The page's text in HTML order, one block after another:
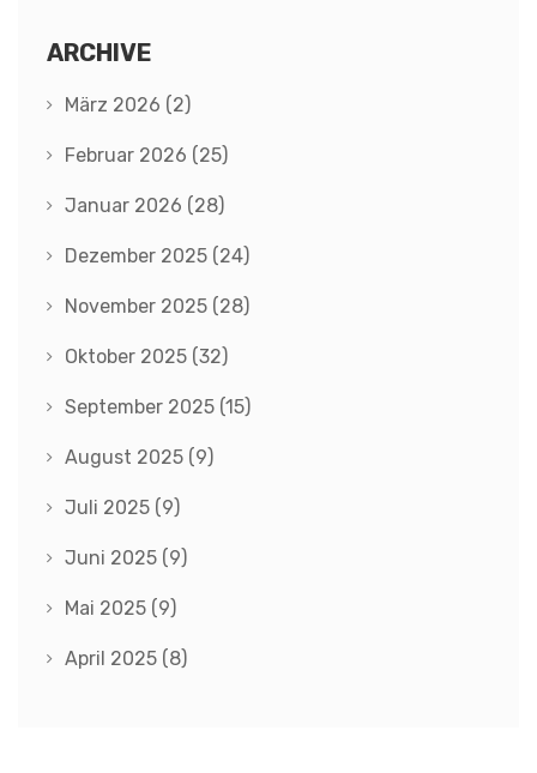
ARCHIVE
März 2026 (2)
Februar 2026 (25)
Januar 2026 (28)
Dezember 2025 (24)
November 2025 (28)
Oktober 2025 (32)
September 2025 (15)
August 2025 (9)
Juli 2025 (9)
Juni 2025 (9)
Mai 2025 (9)
April 2025 (8)